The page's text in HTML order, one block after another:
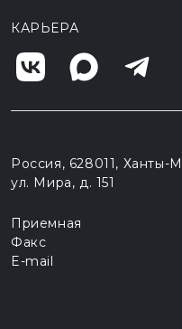
КАРЬЕРА
Россия, 628011, Ханты-
ул. Мира, д. 151
Приемная
Факс
E-mail